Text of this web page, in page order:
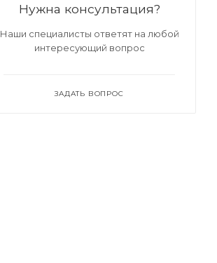
Нужна консультация?
Наши специалисты ответят на любой
интересующий вопрос
ЗАДАТЬ ВОПРОС